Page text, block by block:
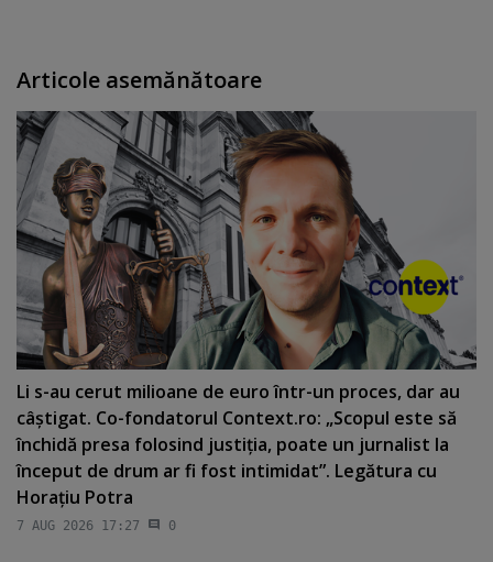
Articole asemănătoare
Li s-au cerut milioane de euro într-un proces, dar au
câştigat. Co-fondatorul Context.ro: „Scopul este să
închidă presa folosind justiţia, poate un jurnalist la
început de drum ar fi fost intimidat”. Legătura cu
Horaţiu Potra
7 AUG 2026 17:27 0